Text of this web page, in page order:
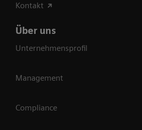
Kontakt
Über uns
Unternehmensprofil
Management
Compliance